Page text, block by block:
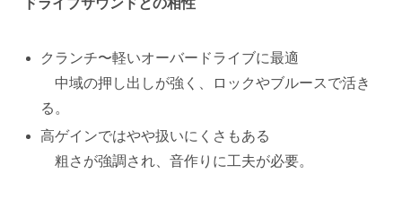
クランチ〜軽いオーバードライブに最適
中域の押し出しが強く、ロックやブルースで活き
る。
高ゲインではやや扱いにくさもある
粗さが強調され、音作りに工夫が必要。